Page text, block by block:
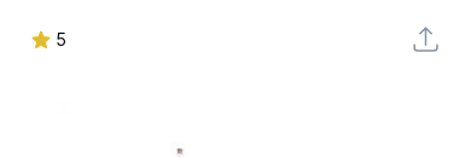
5